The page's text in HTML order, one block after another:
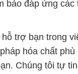
bảo đáp ứng các
trợ bạn trong
hóa chất
Chúng tôi tự